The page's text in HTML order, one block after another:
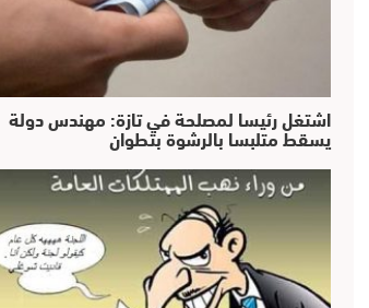
اشتغل رئيسا لمصلحة في تازة: مهندس دولة
يسقط متلبسا بالرشوة بتطوان